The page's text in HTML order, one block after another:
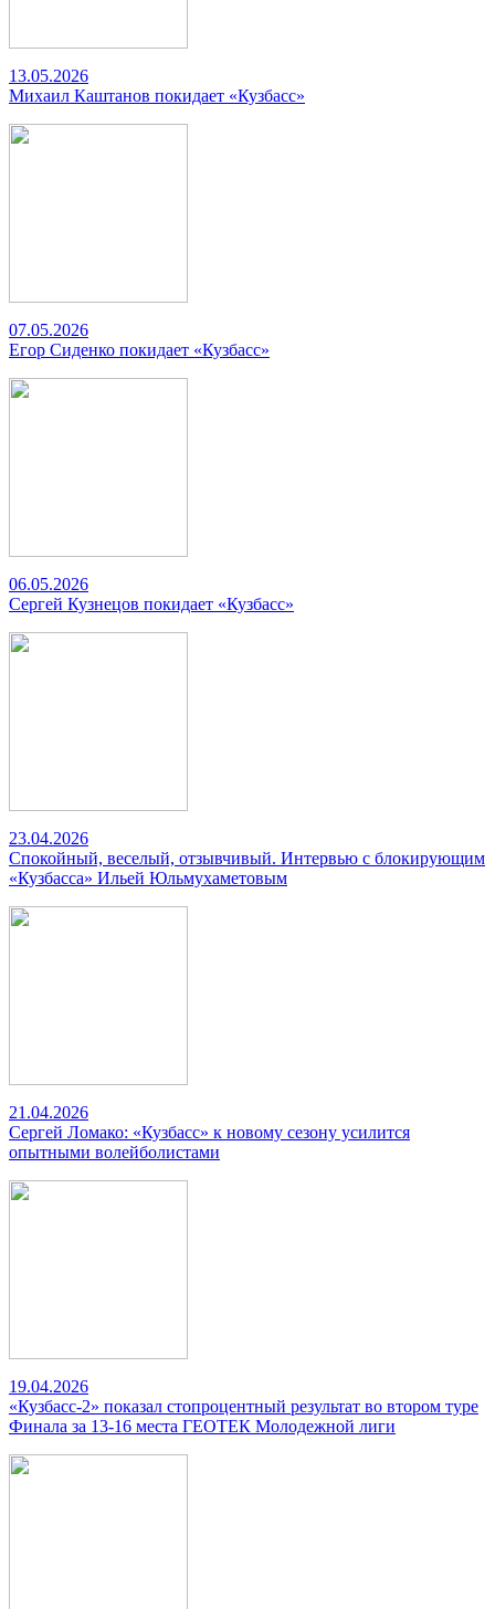
13.05.2026
Михаил Каштанов покидает «Кузбасс»
07.05.2026
Егор Сиденко покидает «Кузбасс»
06.05.2026
Сергей Кузнецов покидает «Кузбасс»
23.04.2026
Спокойный, веселый, отзывчивый. Интервью с блокирующим
«Кузбасса» Ильей Юльмухаметовым
21.04.2026
Сергей Ломако: «Кузбасс» к новому сезону усилится
опытными волейболистами
19.04.2026
«Кузбасс-2» показал стопроцентный результат во втором туре
Финала за 13-16 места ГЕОТЕК Молодежной лиги